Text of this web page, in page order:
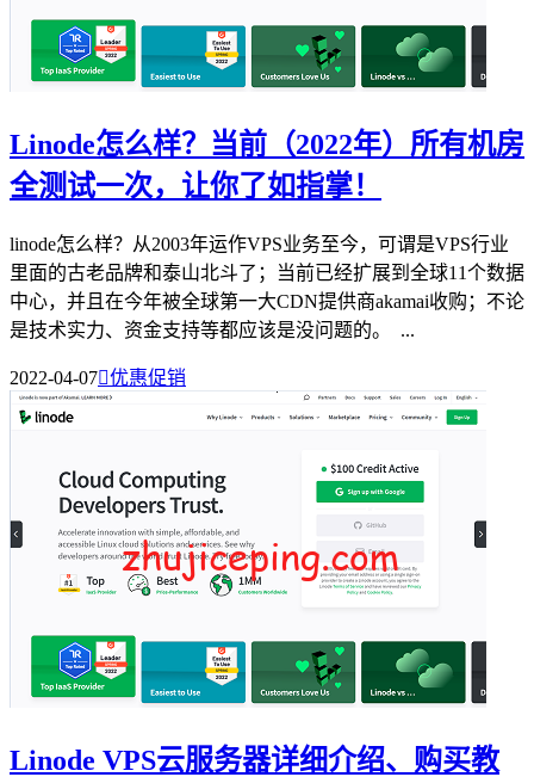
Linode怎么样？当前（2022年）所有机房
全测试一次，让你了如指掌！
linode怎么样？从2003年运作VPS业务至今，可谓是VPS行业
里面的古老品牌和泰山北斗了；当前已经扩展到全球11个数据
中心，并且在今年被全球第一大CDN提供商akamai收购；不论
是技术实力、资金支持等都应该是没问题的。 ...
2022-04-07优惠促销
Linode VPS云服务器详细介绍、购买教